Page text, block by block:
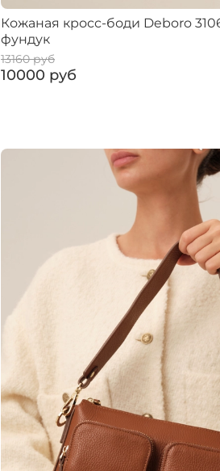
Кожаная кросс-боди Deboro
фундук
13160 руб
10000 руб